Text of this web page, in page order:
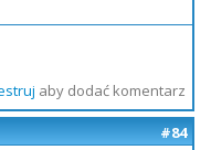
aby dodać komentarz
#84